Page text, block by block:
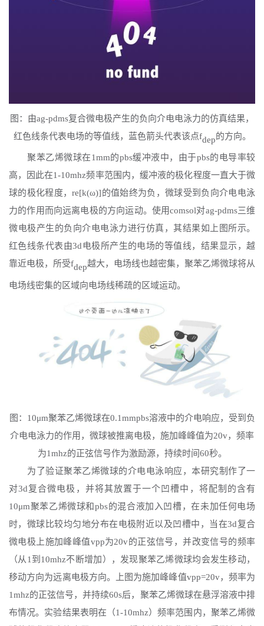
图：由ag-pdms复合微电极产生的负向介电电泳力的仿真结果，
红色线条代表电场的等值线，蓝色箭头代表该点fdep的方向。
聚苯乙烯微球在1mm的pbs缓冲液中，由于pbs的电导率较
高，因此在1-10mhz频率范围内，缓冲液的极化程度一直大于微
球的极化程度，re[k(ω)]的值始终为负，微球受到负向介电电泳
力的作用而向远离电极的方向运动。使用comsol对ag-pdms三维
微电极产生的负向介电电泳力进行仿真，其结果如上图所示。
红色线条代表由3d电极所产生的电场的等值线，结果显示，越
靠近电极，所受fdep越大，电场线也越密集，聚苯乙烯微球将从
电场线密集的区域向电场线稀疏的区域运动。
图： 10μm聚苯乙烯微球在0.1mmpbs溶液中的介电响应，受到负
介电电泳力的作用，微球被推离电极，施加峰峰值为20v，频率
为1mhz的正弦信号作为激励源，持续时间60秒。
为了验证聚苯乙烯微球的介电电泳响应，本研究制作了一
对3d复合微电极，并将其放置于一个凹槽中，将配制的含有
10μm聚苯乙烯微球和pbs的混合液加入凹槽，在未加任何电场
时，微球比较均匀地分布在电极附近以及凹槽中，当在3d复合
微电极上施加峰峰值vpp为20v的正弦信号，并改变信号的频率
（从1到10mhz不断增加），发现聚苯乙烯微球均会发生移动，
移动方向为远离电极方向。上图为施加峰峰值vpp=20v，频率为
1mhz的正弦信号，并持续60s后，聚苯乙烯微球在悬浮溶液中排
布情况。实验结果表明在（1-10mhz）频率范围内，聚苯乙烯微